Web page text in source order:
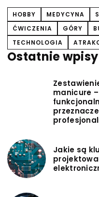
HOBBY MEDYCYNA
ĆWICZENIA
GÓRY
TECHNOLOGIA
Ostatnie wpisy
manicure
Jakie są